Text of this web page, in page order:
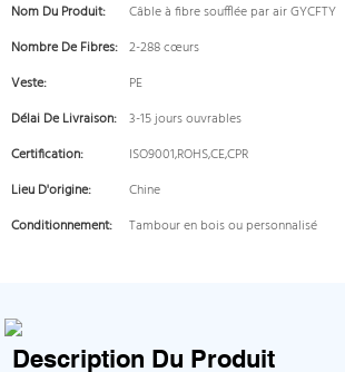
Nom Du Produit:
Câble à fibre soufflée par air GYCFTY
Nombre De Fibres: 2-288 cœurs
Veste:
PE
Délai De Livraison: 3-15 jours ouvrables
Certification:
ISO9001,ROHS,CE,CPR
Lieu D'origine:
Chine
Conditionnement:
Tambour en bois ou personnalisé
Description Du Produit